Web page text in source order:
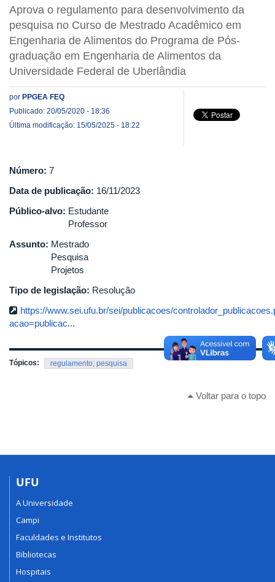
Aprova o regulamento para desenvolvimento da
pesquisa no Curso de Mestrado Acadêmico em
Engenharia de Alimentos do Programa de Pós‐
graduação em Engenharia de Alimentos da
Universidade Federal de Uberlândia
por PPGEA FEQ
Publicado: 20/05/2020 - 18:36
Última modificação: 15/05/2025 - 18:22
Número: 7
Data de publicação: 16/11/2023
Público-alvo: Estudante
Professor
Assunto: Mestrado
Pesquisa
Projetos
Tipo de legislação: Resolução
https://www.sei.ufu.br/sei/publicacoes/
acao=publicac...
Tópicos: regulamento; pesquisa
Voltar para o topo
UFU
A Universidade
Campi
Faculdades e Institutos
Bibliotecas
Hospitais